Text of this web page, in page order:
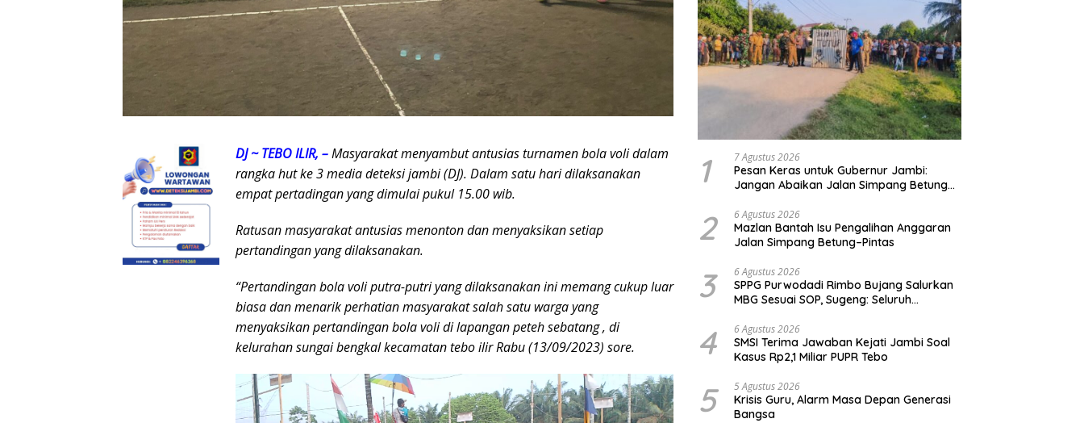
DJ ~ TEBO ILIR, –Masyarakat menyambut antusias turnamen bola voli dalam
rangka hut ke 3 media deteksi jambi (DJ). Dalam satu hari dilaksanakan
empat pertadingan yang dimulai pukul 15.00 wib.
Ratusan masyarakat antusias menonton dan menyaksikan setiap
pertandingan yang dilaksanakan.
“Pertandingan bola voli putra-putri yang dilaksanakan ini memang cukup luar
biasa dan menarik perhatian masyarakat salah satu warga yang
menyaksikan pertandingan bola voli di lapangan peteh sebatang , di
kelurahan sungai bengkal kecamatan tebo ilir Rabu (13/09/2023) sore.
1 7 Agustus 2026
Pesan Keras untuk Gubernur Jambi:
Jangan Abaikan Jalan Simpang Betung–
2 6 Agustus 2026
Mazlan Bantah Isu Pengalihan Anggaran
Jalan Simpang Betung–Pintas
3 6 Agustus 2026
SPPG Purwodadi Rimbo Bujang Salurkan
MBG Sesuai SOP, Sugeng: Seluruh
4 6 Agustus 2026
SMSI Terima Jawaban Kejati Jambi Soal
Kasus Rp2,1 Miliar PUPR Tebo
5 5 Agustus 2026
Krisis Guru, Alarm Masa Depan Generasi
Bangsa